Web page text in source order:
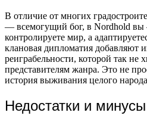
В отличие от многих
— всемогущий бог, в Nordhold
контролируете мир, а
клановая дипломатия добавляют
реиграбельности, которой так не
представителям жанра. Это не
история выживания целого
Недостатки и минусы